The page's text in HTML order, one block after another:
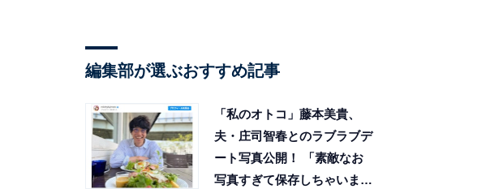
編集部が選ぶおすすめ記事
「私のオトコ」藤本美貴、
夫・庄司智春とのラブラブデ
ート写真公開！ 「素敵なお
写真すぎて保存しちゃいまし